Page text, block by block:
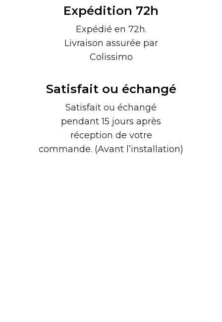
Expédition 72h
Expédié en 72h.
Livraison assurée par
Colissimo
Satisfait ou échangé
Satisfait ou échangé
pendant 15 jours après
réception de votre
commande. (Avant l’installation)